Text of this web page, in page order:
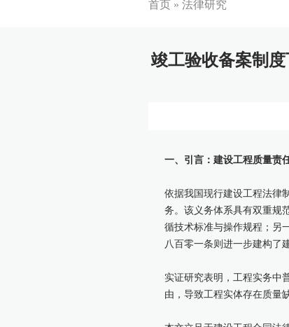
首页 » 法律研究
竣工验收备案制
一、引言：建设工程质量责
依据我国现行建设工程法律
务。该义务体系具有双重规
循技术标准与操作规程；另
八百零一条则进一步建构了
实证研究表明，工程实务中
由，导致工程实体存在质量